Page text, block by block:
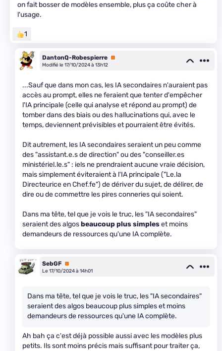
on fait bosser de modèles ensemble, plus ça coûte cher à
l'usage.
1
DantonQ-Robespierre Premium
Modifié le 17/10/2024 à 13h12
...Sauf que dans mon cas, les IA secondaires n'auraient pas
accès au prompt, elles ne feraient que tenter d'empêcher
l'IA principale (celle qui analyse et répond au prompt) de
tomber dans des biais ou des hallucinations qui, avec le
temps, deviennent prévisibles et pourraient être évités.
Dit autrement, les IA secondaires seraient un peu comme
des "assistant.e.s de direction" ou des "conseiller.es
ministériel.le.s" : iels ne prendraient aucune vraie décision,
mais simplement éviteraient à l'IA principale ("Le.la
Directeurice en Chef.fe") de dériver du sujet, de délirer, de
dire ou de commettre les pires conneries qui soient.
Dans ma tête, tel que je vois le truc, les "IA secondaires"
seraient des algosbeaucoup plus simpleset moins
demandeurs de ressources qu'une IA complète.
SebGF Premium
Le 17/10/2024 à 14h01
Dans ma tête, tel que je vois le truc, les "IA secondaires"
seraient des algos beaucoup plus simples et moins
demandeurs de ressources qu'une IA complète.
Ah bah ça c'est déjà possible aussi avec les modèles plus
petits. Ils sont moins précis mais suffisant pour traiter ça,